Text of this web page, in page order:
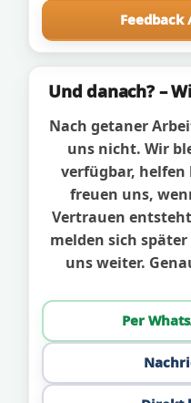
Feedback
Und danach? –
Nach getaner
uns nicht. Wir
verfügbar,
freuen uns,
Vertrauen
melden sich
uns weiter.
Per